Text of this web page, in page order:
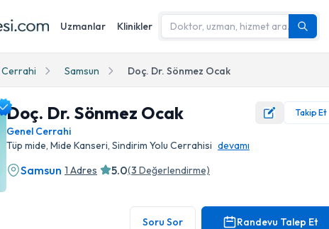
Uzmanlar Klinikler
Samsun Doç. Dr. Sönmez Ocak
Doç. Dr. Sönmez Ocak Takip Et
Genel Cerrahi
Tüp mide, Mide Kanseri, Sindirim Yolu Cerrahisi devamı
Samsun 1 Adres 5.0(3 Değerlendirme)
Soru Sor Randevu Talep Et